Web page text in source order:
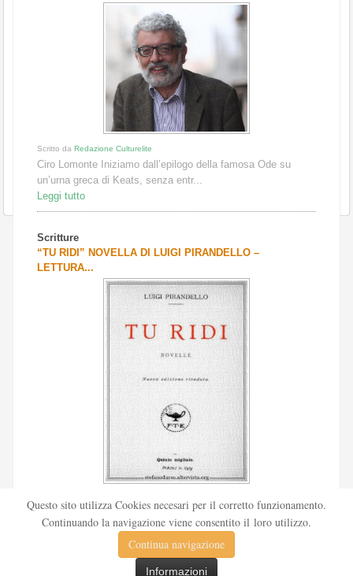
Scritto da Redazione Culturelite
Ciro Lomonte Iniziamo dall’epilogo della famosa Ode su
un’urna greca di Keats, senza entr...
Leggi tutto
Scritture
“TU RIDI” NOVELLA DI LUIGI PIRANDELLO –
LETTURA...
Pubblicata nel 1912 sul «Corriere della sera», la novella Tu
ridi fu successivamente inserita nella ...
Questo sito utilizza Cookies necesari per il corretto funzionamento.
Continuando la navigazione viene consentito il loro utilizzo.
Continua navigazione
Informazioni